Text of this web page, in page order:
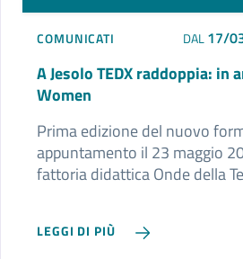
COMUNICATI DAL17/
A Jesolo TEDX raddoppia: in
Women
Prima edizione del nuovo
appuntamento il 23 maggio
fattoria didattica Onde della
LEGGI DI PIÙ